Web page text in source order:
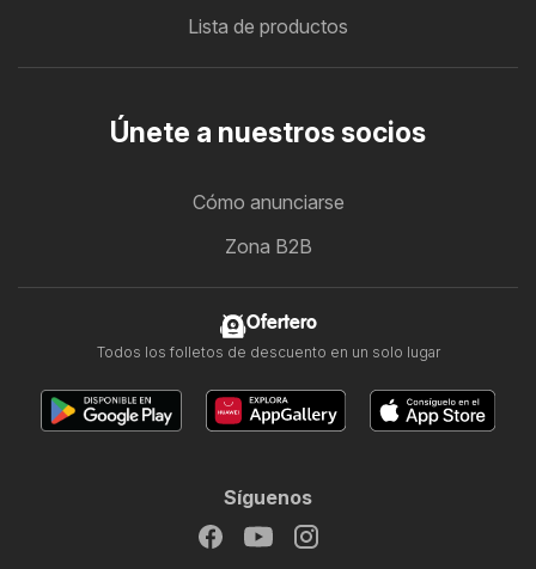
Lista de productos
Únete a nuestros socios
Cómo anunciarse
Zona B2B
Ofertero
Todos los folletos de descuento en un solo lugar
Síguenos